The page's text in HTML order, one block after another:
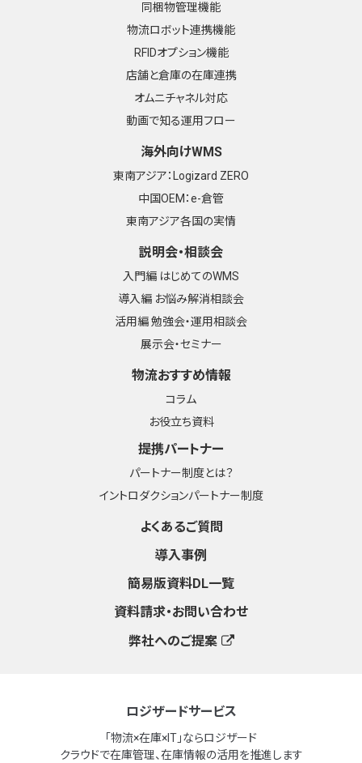
同梱物管理機能
物流ロボット連携機能
RFIDオプション機能
店舗と倉庫の在庫連携
オムニチャネル対応
動画で知る運用フロー
海外向けWMS
東南アジア：Logizard ZERO
中国OEM：e-倉管
東南アジア各国の実情
説明会・相談会
入門編 はじめてのWMS
導入編 お悩み解消相談会
活用編 勉強会・運用相談会
展示会・セミナー
物流おすすめ情報
コラム
お役立ち資料
提携パートナー
パートナー制度とは？
イントロダクションパートナー制度
よくあるご質問
導入事例
簡易版資料DL一覧
資料請求・お問い合わせ
弊社へのご提案
ロジザードサービス
「物流×在庫×IT」ならロジザード
クラウドで在庫管理、在庫情報の活用を推進します